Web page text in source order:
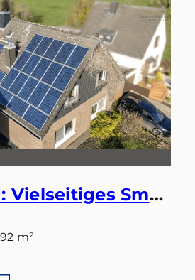
WOHNBAU: Vielseitiges Smart-Home: Ideal als Einfamilienhaus oder Zweiparteienhaus
m²